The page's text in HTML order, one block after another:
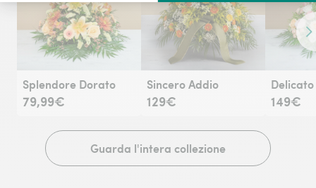
Splendore Dorato
79,99€
Sincero Addio
129€ 149€
Guarda l'intera collezione